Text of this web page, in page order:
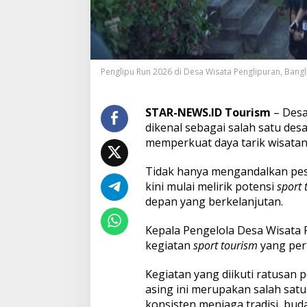
a
m
b
u
,
D
P
e
n
l
p
u
a
n
B
d
i
k
Penglipu Run 2026 di Desa Wisata Penglipuran,
STAR-NEWS.ID Tourism –
dikenal sebagai salah satu
memperkuat daya tarik
Tidak hanya mengandalkan
kini mulai melirik potensi sport
depan yang berkelanjutan.
Kepala Pengelola Desa
kegiatan sport tourism yang
Kegiatan yang diikuti ratusan
asing ini merupakan salah